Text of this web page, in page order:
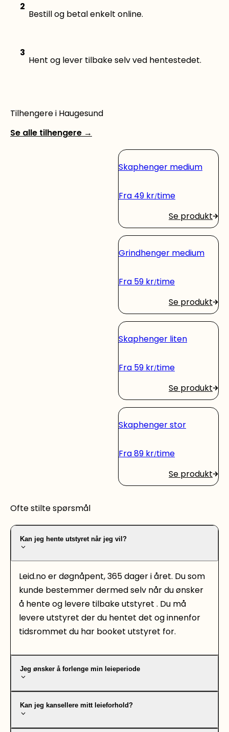
2
Bestill og betal enkelt online.
3
Hent og lever tilbake selv ved hentestedet.
Tilhengere i Haugesund
Se alle tilhengere →
Skaphenger medium
Fra 49 kr time
Se produkt
Grindhenger medium
Fra 59 kr time
Se produkt
Skaphenger liten
Fra 59 kr time
Se produkt
Skaphenger stor
Fra89 kr time
Se produkt
Ofte stilte spørsmål
Kan jeg hente utstyret når jeg vil?
Leid.no er døgnåpent, 365 dager i året. Du som
kunde bestemmer dermed selv når du ønsker
å hente og levere tilbake utstyret . Du må
levere utstyret der du hentet det og innenfor
tidsrommet du har booket utstyret for.
Jeg ønsker å forlenge min leieperiode
Kan jeg kansellere mitt leieforhold?